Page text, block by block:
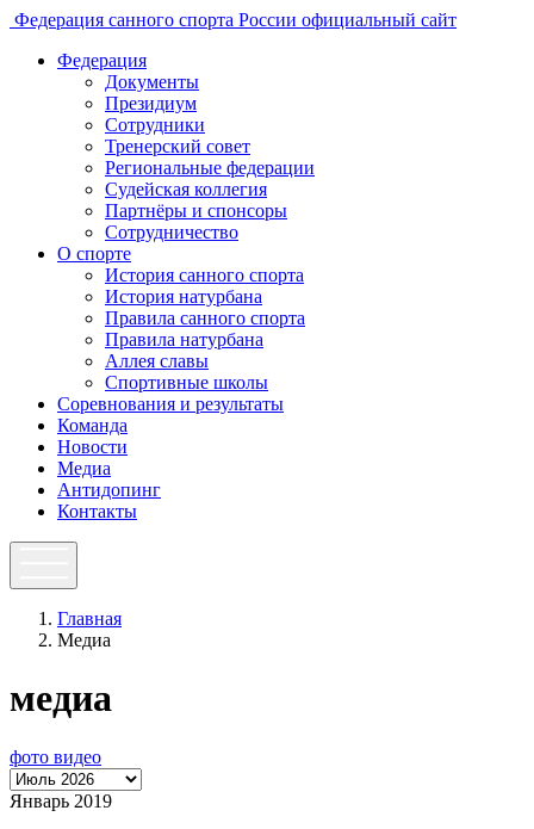
Федерация санного спорта России официальный сайт
Федерация
Документы
Президиум
Сотрудники
Тренерский совет
Региональные федерации
Судейская коллегия
Партнёры и спонсоры
Сотрудничество
О спорте
История санного спорта
История натурбана
Правила санного спорта
Правила натурбана
Аллея славы
Спортивные школы
Соревнования и результаты
Команда
Новости
Медиа
Антидопинг
Контакты
Главная
Медиа
медиа
фото видео
Январь 2019